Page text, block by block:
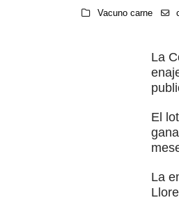
Vacuno carne
La
El
La